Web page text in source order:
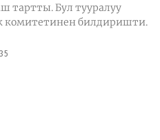
тартты. Бул тууралуу
комитетинен билдиришти.